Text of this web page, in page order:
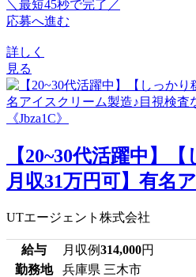
＼最短45秒で完了／
応募へ進む
詳しく
見る
【20~30代活躍中】
月収31万円可】有名
UTエージェント株式会社
給与 月収例314,000円
勤務地
兵庫県 三木市